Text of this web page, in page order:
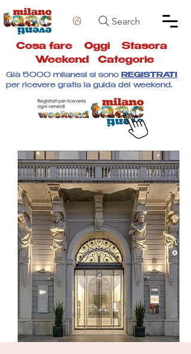
Search
Cosa fare Oggi Stasera
Weekend
Categorie
Già 5000 milanesi si sono REGISTRATI
per ricevere gratis la guida del weekend.